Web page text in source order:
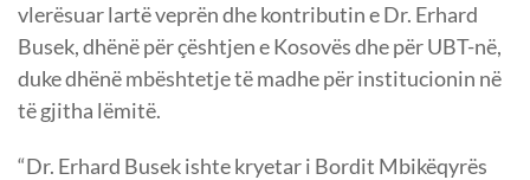
vlerësuar lartë veprën dhe kontributin e Dr. Erhard
Busek, dhënë për çështjen e Kosovës dhe për UBT-në,
duke dhënë mbështetje të madhe për institucionin në
të gjitha lëmitë.
“Dr. Erhard Busek ishte kryetar i Bordit Mbikëqyrës